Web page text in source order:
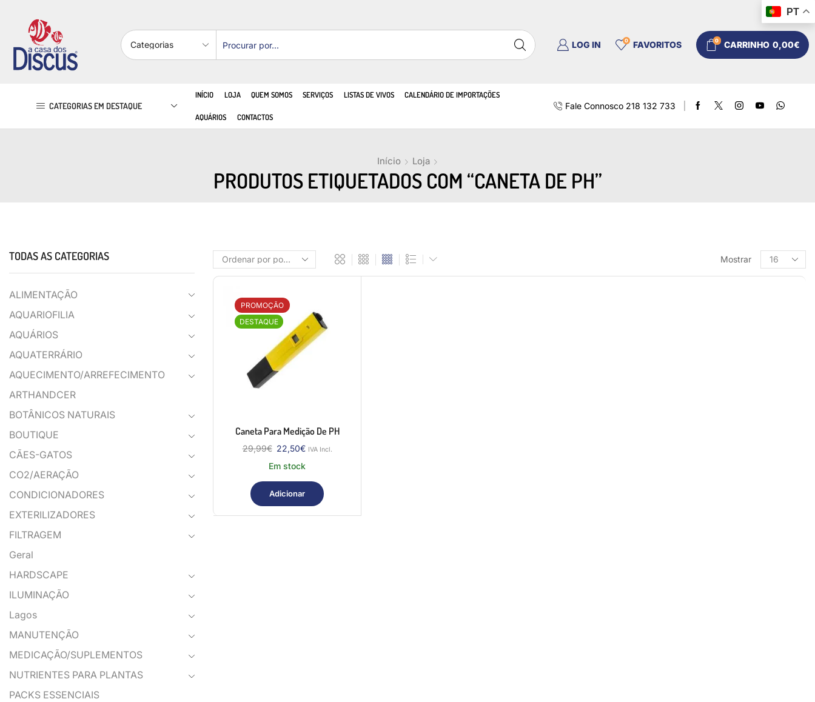
LOG IN 0 FAVORITOS 0 CARRINHO 0,00€
CATEGORIAS EM DESTAQUE
INÍCIO LOJA QUEM SOMOS SERVIÇOS LISTAS DE VIVOS CALENDÁRIO DE IMPORTAÇÕES
AQUÁRIOS CONTACTOS
Fale Connosco 218 132 733
Início Loja
PRODUTOS ETIQUETADOS COM “CANETA DE PH”
Mostrar
PROMOÇÃO
DESTAQUE
Caneta Para Medição De PH
29,99€ 22,50€ IVA Incl.
Em stock
Adicionar
TODAS AS CATEGORIAS
ALIMENTAÇÃO
AQUARIOFILIA
AQUÁRIOS
AQUATERRÁRIO
AQUECIMENTO/ARREFECIMENTO
ARTHANDCER
BOTÂNICOS NATURAIS
BOUTIQUE
CÃES-GATOS
CO2/AERAÇÃO
CONDICIONADORES
EXTERILIZADORES
FILTRAGEM
Geral
HARDSCAPE
ILUMINAÇÃO
Lagos
MANUTENÇÃO
MEDICAÇÃO/SUPLEMENTOS
NUTRIENTES PARA PLANTAS
PACKS ESSENCIAIS
PT